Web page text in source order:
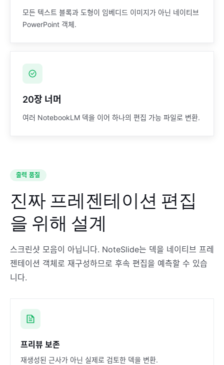
모든 텍스트 블록과 도형이 임베디드 이미지가 아닌 네이티브
PowerPoint 객체.
20장 너머
여러 NotebookLM 덱을 이어 하나의 편집 가능 파일로 변환.
출력 품질
진짜 프레젠테이션 편집
을 위해 설계
스크린샷 모음이 아닙니다. NoteSlide는 덱을 네이티브 프레
젠테이션 객체로 재구성하므로 후속 편집을 예측할 수 있습
니다.
프리뷰 보존
재생성된 근사가 아닌 실제로 검토한 덱을 변환.